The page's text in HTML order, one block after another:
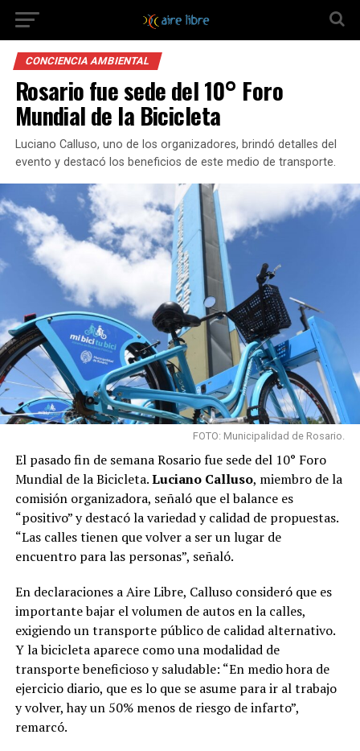
CONCIENCIA AMBIENTAL
Rosario fue sede del 10° Foro
Mundial de la Bicicleta
Luciano Calluso, uno de los organizadores, brindó detalles del
evento y destacó los beneficios de este medio de transporte.
FOTO: Municipalidad de Rosario.
El pasado fin de semana Rosario fue sede del 10° Foro
Mundial de la Bicicleta.Luciano Calluso, miembro de la
comisión organizadora, señaló que el balance es
“positivo” y destacó la variedad y calidad de propuestas.
“Las calles tienen que volver a ser un lugar de
encuentro para las personas”, señaló.
En declaraciones a Aire Libre, Calluso consideró que es
importante bajar el volumen de autos en la calles,
exigiendo un transporte público de calidad alternativo.
Y la bicicleta aparece como una modalidad de
transporte beneficioso y saludable: “En medio hora de
ejercicio diario, que es lo que se asume para ir al trabajo
y volver, hay un 50% menos de riesgo de infarto”,
remarcó.